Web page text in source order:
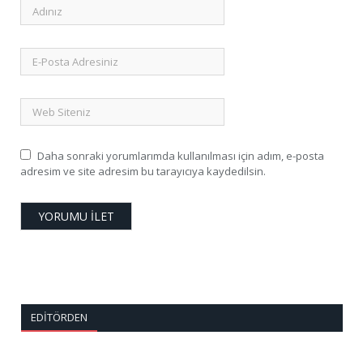
Daha sonraki yorumlarımda kullanılması için adım, e-posta
adresim ve site adresim bu tarayıcıya kaydedilsin.
EDITÖRDEN